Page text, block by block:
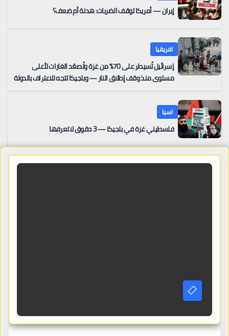
إيران — أمريكا توقف الضربات: هدنة أم ضعف؟
افريقيا
إسرائيل تُسيطر على 70% من غزة وتُصعّد الغارات لأعلى
مستوى منذ وقف إطلاق النار — وبلجيكا تتجه للاعتراف بالدولة
الفلسطينية بعد حل حماس جهازها الحاكم
اسيا
فلسطيني غزة في بلجيكا — 3 حقوق لا تعرفها